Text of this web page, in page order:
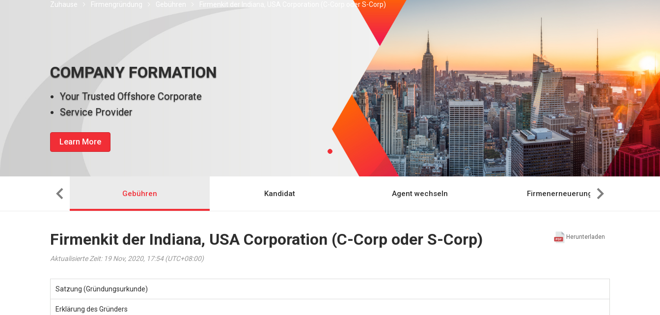
Zuhause Firmengründung Gebühren Firmenkit der Indiana, USA Corporation (C-Corp oder S-Corp)
COMPANY FORMATION
Your Trusted Offshore Corporate
Service Provider
Learn More
Gebühren Kandidat Agent wechseln Firmenerneuerung
Herunterladen
Firmenkit der Indiana, USA Corporation (C-Corp oder S-Corp)
Aktualisierte Zeit: 19 Nov, 2020, 17:54 (UTC+08:00)
Satzung (Gründungsurkunde)
Erklärung des Gründers